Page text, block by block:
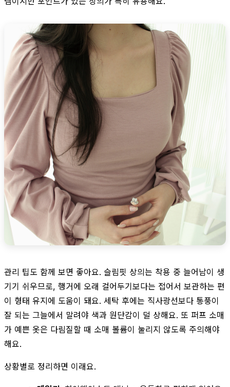
관리 팁도 함께 보면 좋아요. 슬림핏 상의는 착용 중 늘어남이 생
기기 쉬우므로, 행거에 오래 걸어두기보다는 접어서 보관하는 편
이 형태 유지에 도움이 돼요. 세탁 후에는 직사광선보다 통풍이
잘 되는 그늘에서 말려야 색과 원단감이 덜 상해요. 또 퍼프 소매
가 예쁜 옷은 다림질할 때 소매 볼륨이 눌리지 않도록 주의해야
해요.
상황별로 정리하면 이래요.